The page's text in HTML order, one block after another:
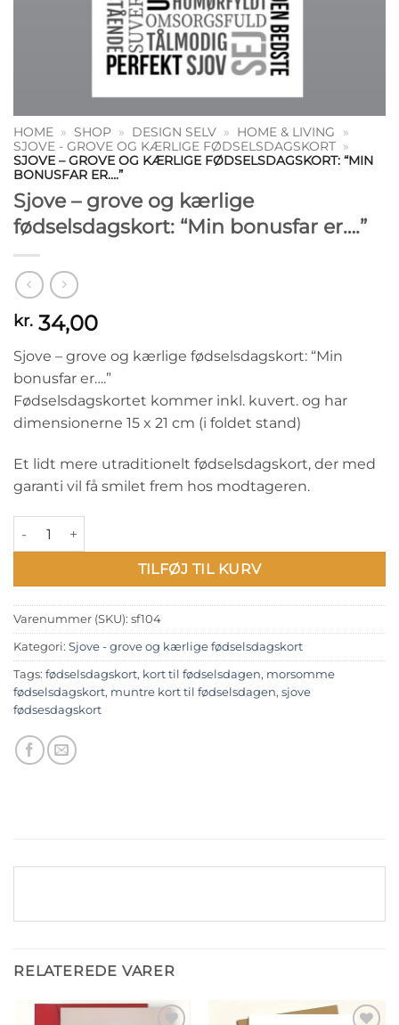
HOME » SHOP » DESIGN SELV » HOME & LIVING
»
SJOVE - GROVE OG KÆRLIGE FØDSELSDAGSKORT »
SJOVE – GROVE OG KÆRLIGE FØDSELSDAGSKORT: “MIN
BONUSFAR ER….”
Sjove – grove og kærlige
fødselsdagskort: “Min bonusfar er….”
kr. 34,00
Sjove – grove og kærlige fødselsdagskort: “Min
bonusfar er….”
Fødselsdagskortet kommer inkl. kuvert. og har
dimensionerne 15 x 21 cm (i foldet stand)
Et lidt mere utraditionelt fødselsdagskort, der med
garanti vil få smilet frem hos modtageren.
Sjove - grove og kærlige fødselsdagskort: "Min bonusfar er...."
TILFØJ TIL KURV
Varenummer (SKU): sf104
Kategori: Sjove - grove og kærlige fødselsdagskort
Tags: fødselsdagskort, kort til fødselsdagen, morsomme
fødselsdagskort, muntre kort til fødselsdagen, sjove
fødsesdagskort
RELATEREDE VARER